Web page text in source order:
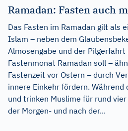
Ramadan: Fasten auch
Das Fasten im Ramadan gilt als
Islam – neben dem
Almosengabe und der Pilgerfahrt
Fastenmonat Ramadan soll –
Fastenzeit vor Ostern – durch
innere Einkehr fördern. Während
und trinken Muslime für rund
der Morgen- und nach der...